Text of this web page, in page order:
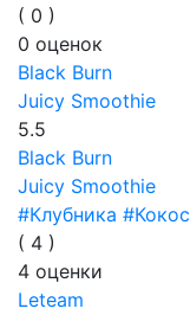
( 0 )
0 оценок
Black Burn
Juicy Smoothie
5.5
Black Burn
Juicy Smoothie
#Клубника #Кокос
( 4 )
4 оценки
Leteam